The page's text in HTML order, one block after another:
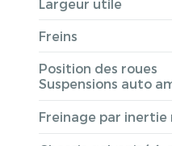
Largeur utile
Freins
Position des roues
Suspensions auto
Freinage par